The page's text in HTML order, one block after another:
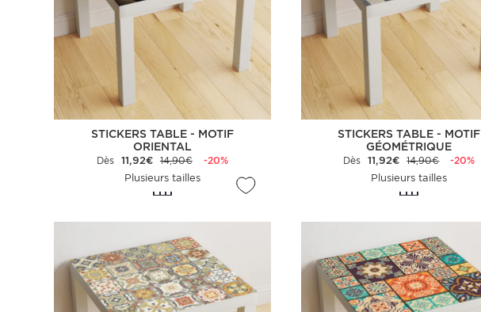
STICKERS TABLE - MOTIF
ORIENTAL
Dès 11,92€ 14,90€
-20%
Plusieurs tailles
STICKERS TABLE - MOTIF
GÉOMÉTRIQUE
Dès 11,92€ 14,90€
-20%
Plusieurs tailles